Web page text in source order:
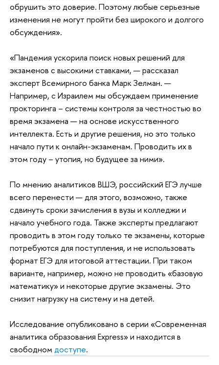
обрушить это доверие. Поэтому любые серьезные
изменения не могут пройти без широкого и долгого
обсуждения».
«Пандемия ускорила поиск новых решений для
экзаменов с высокими ставками, — рассказал
эксперт Всемирного банка Марк Зелман. —
Например, с Израилем мы обсуждаем применение
прокторинга – системы контроля за честностью во
время экзамена — на основе искусственного
интеллекта. Есть и другие решения, но это только
начало пути к онлайн-экзаменам. Проводить их в
этом году – утопия, но будущее за ними».
По мнению аналитиков ВШЭ, российский ЕГЭ лучше
всего перенести — для этого, возможно, также
сдвинуть сроки зачисления в вузы и колледжи и
начало учебного года. Также эксперты предлагают
проводить в этом году только те экзамены, которые
потребуются для поступления, и не использовать
формат ЕГЭ для итоговой аттестации. При таком
варианте, например, можно не проводить «базовую
математику» и некоторые другие экзамены. Это
снизит нагрузку на систему и на детей.
Исследование опубликовано в серии «Современная
аналитика образования Express» и находится в
свободном доступе.